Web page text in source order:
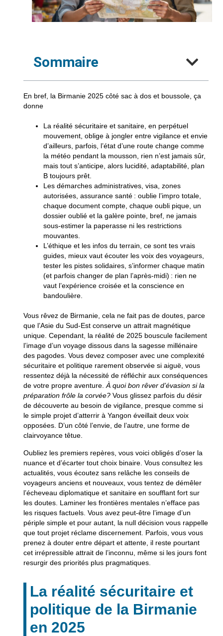
Sommaire
En bref, la Birmanie 2025 côté sac à dos et boussole, ça
donne
La réalité sécuritaire et sanitaire, en perpétuel
mouvement, oblige à jongler entre vigilance et envie
d’ailleurs, parfois, l’état d’une route change comme
la météo pendant la mousson, rien n’est jamais sûr,
mais tout s’anticipe, alors lucidité, adaptabilité, plan
B toujours prêt.
Les démarches administratives, visa, zones
autorisées, assurance santé : oublie l’impro totale,
chaque document compte, chaque oubli pique, un
dossier oublié et la galère pointe, bref, ne jamais
sous-estimer la paperasse ni les restrictions
mouvantes.
L’éthique et les infos du terrain, ce sont tes vrais
guides, mieux vaut écouter les voix des voyageurs,
tester les pistes solidaires, s’informer chaque matin
(et parfois changer de plan l’après-midi) : rien ne
vaut l’expérience croisée et la conscience en
bandoulière.
Vous rêvez de Birmanie, cela ne fait pas de doutes, parce
que l’Asie du Sud-Est conserve un attrait magnétique
unique. Cependant, la réalité de 2025 bouscule facilement
l’image d’un voyage dissous dans la sagesse millénaire
des pagodes. Vous devez composer avec une complexité
sécuritaire et politique rarement observée si aiguë, vous
ressentez déjà la nécessité de réfléchir aux conséquences
de votre propre aventure.À quoi bon rêver d’évasion si la
préparation frôle la corvée?Vous glissez parfois du désir
de découverte au besoin de vigilance, presque comme si
le simple projet d’atterrir à Yangon éveillait deux voix
opposées. D’un côté l’envie, de l’autre, une forme de
clairvoyance têtue.
Oubliez les premiers repères, vous voici obligés d’oser la
nuance et d’écarter tout choix binaire. Vous consultez les
actualités, vous écoutez sans relâche les conseils de
voyageurs anciens et nouveaux, vous tentez de démêler
l’écheveau diplomatique et sanitaire en soufflant fort sur
les doutes. Laminer les frontières mentales n’efface pas
les risques factuels. Vous avez peut-être l’image d’un
périple simple et pour autant, la null décision vous rappelle
que tout projet réclame discernement. Parfois, vous vous
prenez à douter entre départ et attente, il reste pourtant
cet irrépressible attrait de l’inconnu, même si les jours font
resurgir des priorités plus pragmatiques.
La réalité sécuritaire et
politique de la Birmanie
en 2025